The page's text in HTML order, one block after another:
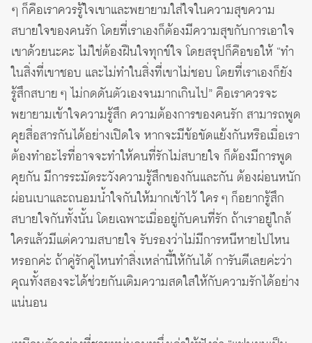
ๆ ก็คือเราควรรู้ใจเขาและพยายามใส่ใจในความสุขความ
สบายใจของคนรัก โดยที่เราเองก็ต้องมีความสุขกับการเอาใจ
เขาด้วยนะคะ ไม่ใช่ต้องฝืนใจทุกข์ใจ โดยสรุปก็คือขอให้ “ทำ
ในสิ่งที่เขาชอบ และไม่ทำในสิ่งที่เขาไม่ชอบ โดยที่เราเองก็ยัง
รู้สึกสบาย ๆ ไม่กดดันตัวเองจนมากเกินไป” คือเราควรจะ
พยายามเข้าใจความรู้สึก ความต้องการของคนรัก สามารถพูด
คุยสื่อสารกันได้อย่างเปิดใจ หากจะมีข้อขัดแย้งกันหรือเมื่อเรา
ต้องทำอะไรที่อาจจะทำให้คนที่รักไม่สบายใจ ก็ต้องมีการพูด
คุยกัน มีการระมัดระวังความรู้สึกของกันและกัน ต้องผ่อนหนัก
ผ่อนเบาและถนอมน้ำใจกันให้มากเข้าไว้ ใคร ๆ ก็อยากรู้สึก
สบายใจกันทั้งนั้น โดยเฉพาะเมื่ออยู่กับคนที่รัก ถ้าเราอยู่ใกล้
ใครแล้วมีแต่ความสบายใจ รับรองว่าไม่มีการหนีหายไปไหน
หรอกค่ะ ถ้าคู่รักคู่ไหนทำสิ่งเหล่านี้ให้กันได้ การันตีเลยค่ะว่า
คุณทั้งสองจะได้ช่วยกันเติมความสดใสให้กับความรักได้อย่าง
แน่นอน